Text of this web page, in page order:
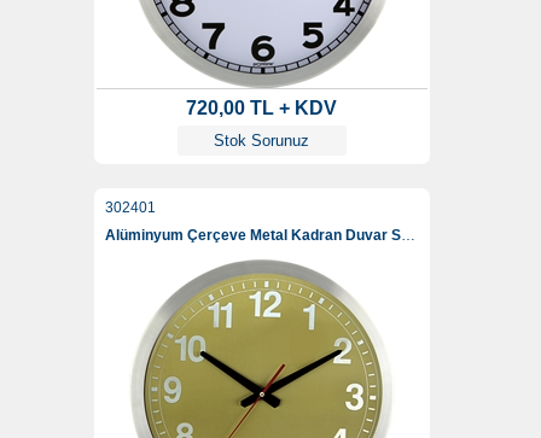
720,00 TL + KDV
Stok Sorunuz
302401
Alüminyum Çerçeve Metal Kadran Duvar Saati 40 Cm